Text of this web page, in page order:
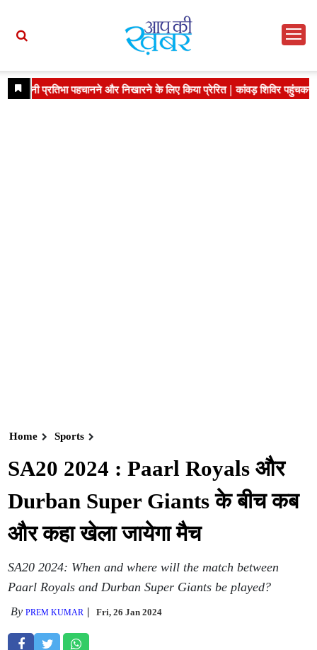
Home Sports
SA20 2024 : Paarl Royals और
Durban Super Giants के बीच कब
और कहा खेला जायेगा मैच
SA20 2024: When and where will the match between
Paarl Royals and Durban Super Giants be played?
ByPREM KUMAR Fri, 26 Jan 2024